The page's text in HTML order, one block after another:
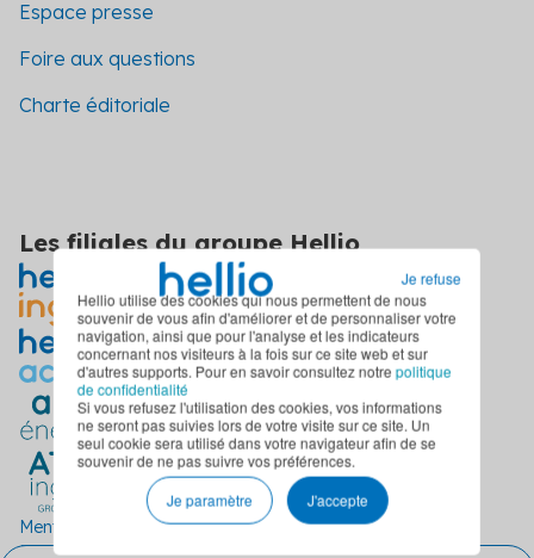
Hellio utilise des cookies qui nous permettent de nous
souvenir de vous afin d'améliorer et de personnaliser votre
navigation, ainsi que pour l'analyse et les indicateurs
concernant nos visiteurs à la fois sur ce site web et sur
d'autres supports. Pour en savoir consultez notre politique
de confidentialité
Si vous refusez l'utilisation des cookies, vos informations
ne seront pas suivies lors de votre visite sur ce site. Un
seul cookie sera utilisé dans votre navigateur afin de se
souvenir de ne pas suivre vos préférences.
Je paramètre
J'accepte
Je refuse
Espace presse
Foire aux questions
Charte éditoriale
Les filiales du groupe Hellio
Mentions légales Politique de confidentialitéCGU
Politique d'utilisation des cookiesPlan du site